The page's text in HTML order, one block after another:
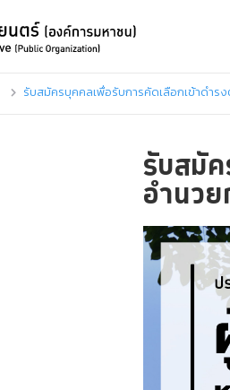
รับสมัครบุคคลเพื่อรับการคัดเลือกเข้าดำ
รับสมั
อำนว